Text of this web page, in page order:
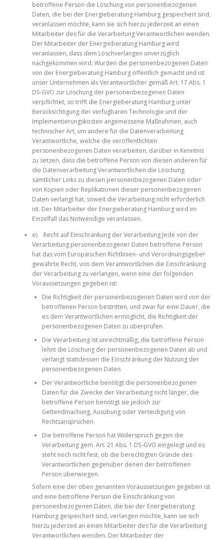
betroffene Person die Löschung von personenbezogenen
Daten, die bei der Energieberatung Hamburg gespeichert sind,
veranlassen möchte, kann sie sich hierzu jederzeit an einen
Mitarbeiter des für die Verarbeitung Verantwortlichen wenden.
Der Mitarbeiter der Energieberatung Hamburg wird
veranlassen, dass dem Löschverlangen unverzüglich
nachgekommen wird. Wurden die personenbezogenen Daten
von der Energieberatung Hamburg öffentlich gemacht und ist
unser Unternehmen als Verantwortlicher gemäß Art. 17 Abs. 1
DS-GVO zur Löschung der personenbezogenen Daten
verpflichtet, so trifft die Energieberatung Hamburg unter
Berücksichtigung der verfügbaren Technologie und der
Implementierungskosten angemessene Maßnahmen, auch
technischer Art, um andere für die Datenverarbeitung
Verantwortliche, welche die veröffentlichten
personenbezogenen Daten verarbeiten, darüber in Kenntnis
zu setzen, dass die betroffene Person von diesen anderen für
die Datenverarbeitung Verantwortlichen die Löschung
sämtlicher Links zu diesen personenbezogenen Daten oder
von Kopien oder Replikationen dieser personenbezogenen
Daten verlangt hat, soweit die Verarbeitung nicht erforderlich
ist. Der Mitarbeiter der Energieberatung Hamburg wird im
Einzelfall das Notwendige veranlassen.
e) Recht auf Einschränkung der Verarbeitung Jede von der
Verarbeitung personenbezogener Daten betroffene Person
hat das vom Europäischen Richtlinien- und Verordnungsgeber
gewährte Recht, von dem Verantwortlichen die Einschränkung
der Verarbeitung zu verlangen, wenn eine der folgenden
Voraussetzungen gegeben ist:
Die Richtigkeit der personenbezogenen Daten wird von der
betroffenen Person bestritten, und zwar für eine Dauer, die
es dem Verantwortlichen ermöglicht, die Richtigkeit der
personenbezogenen Daten zu überprüfen.
Die Verarbeitung ist unrechtmäßig, die betroffene Person
lehnt die Löschung der personenbezogenen Daten ab und
verlangt stattdessen die Einschränkung der Nutzung der
personenbezogenen Daten.
Der Verantwortliche benötigt die personenbezogenen
Daten für die Zwecke der Verarbeitung nicht länger, die
betroffene Person benötigt sie jedoch zur
Geltendmachung, Ausübung oder Verteidigung von
Rechtsansprüchen.
Die betroffene Person hat Widerspruch gegen die
Verarbeitung gem. Art. 21 Abs. 1 DS-GVO eingelegt und es
steht noch nicht fest, ob die berechtigten Gründe des
Verantwortlichen gegenüber denen der betroffenen
Person überwiegen.
Sofern eine der oben genannten Voraussetzungen gegeben ist
und eine betroffene Person die Einschränkung von
personenbezogenen Daten, die bei der Energieberatung
Hamburg gespeichert sind, verlangen möchte, kann sie sich
hierzu jederzeit an einen Mitarbeiter des für die Verarbeitung
Verantwortlichen wenden. Der Mitarbeiter der